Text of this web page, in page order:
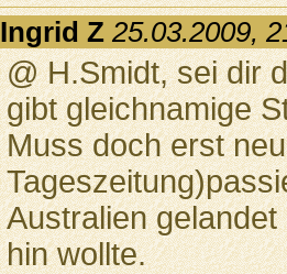
Ingrid Z 25.03.2009,
@ H.Smidt, sei dir
gibt gleichnamige
Muss doch erst
Australien
hin wollte.